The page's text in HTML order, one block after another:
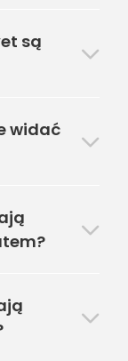
są
widać